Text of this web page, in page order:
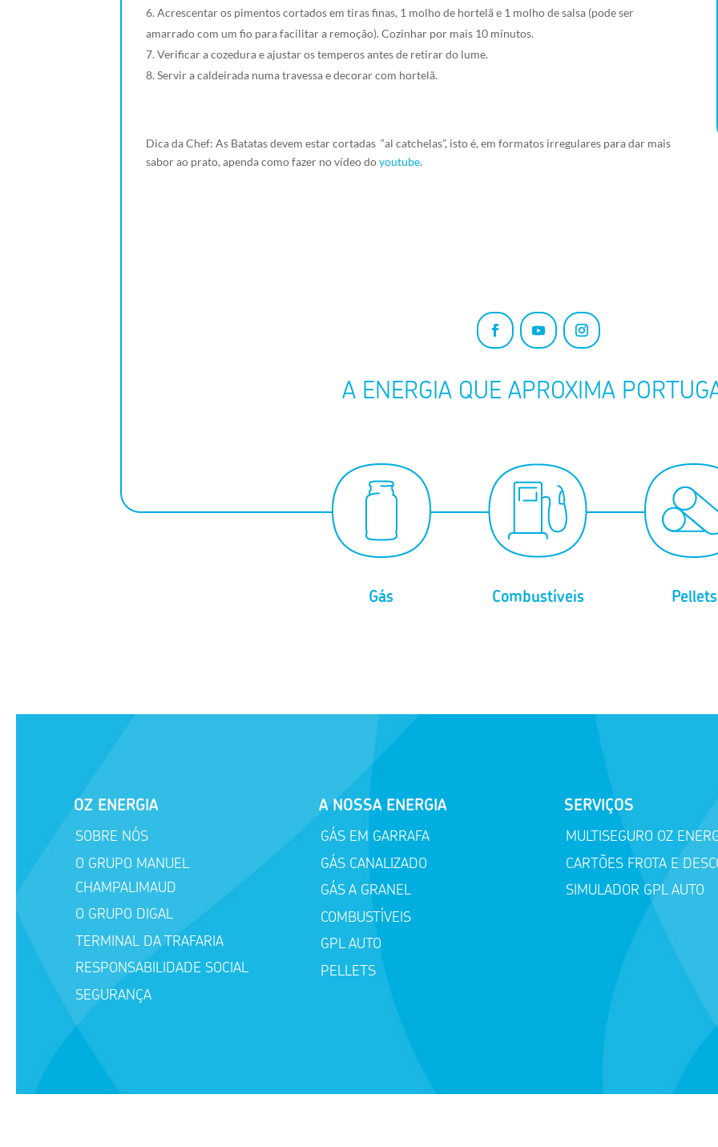
Acrescentar os pimentos cortados em tiras finas, 1 molho de hortelã e 1 molho de salsa (pode ser
amarrado com um fio para facilitar a remoção). Cozinhar por mais 10 minutos.
Verificar a cozedura e ajustar os temperos antes de retirar do lume.
Servir a caldeirada numa travessa e decorar com hortelã.
Dica da Chef: As Batatas devem estar cortadas “al catchelas”, isto é, em formatos irregulares para dar mais
sabor ao prato, apenda como fazer no vídeo doyoutube.
A ENERGIA QUE APROXIMA
Gás Combustíveis Pellets
OZ ENERGIA
SOBRE NÓS
O GRUPO MANUEL
CHAMPALIMAUD
O GRUPO DIGAL
TERMINAL DA TRAFARIA
RESPONSABILIDADE SOCIAL
SEGURANÇA
A NOSSA ENERGIA
GÁS EM GARRAFA
GÁS CANALIZADO
GÁS A GRANEL
COMBUSTÍVEIS
GPL AUTO
PELLETS
SERVIÇOS
MULTISEGURO OZ
CARTÕES FROTA E
SIMULADOR GPL AUTO